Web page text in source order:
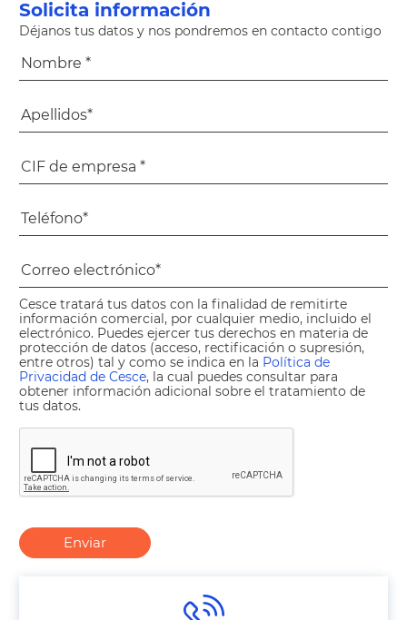
Solicita información
Déjanos tus datos y nos pondremos en contacto contigo
Cesce tratará tus datos con la finalidad de remitirte
información comercial, por cualquier medio, incluido el
electrónico. Puedes ejercer tus derechos en materia de
protección de datos (acceso, rectificación o supresión,
entre otros) tal y como se indica en la Política de
Privacidad de Cesce, la cual puedes consultar para
obtener información adicional sobre el tratamiento de
tus datos.
Enviar